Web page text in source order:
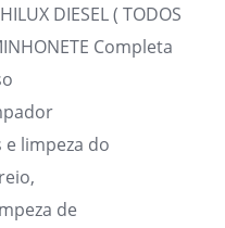
DIESEL ( TODOS
Completa
limpeza do
de